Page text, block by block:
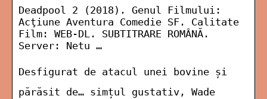
Deadpool 2 (2018). Genul Filmului:
Acţiune Aventura Comedie SF. Calitate
Film: WEB-DL. SUBTITRARE ROMÂNĂ.
Server: Netu …
Desfigurat de atacul unei bovine și
părăsit de… simțul gustativ, Wade